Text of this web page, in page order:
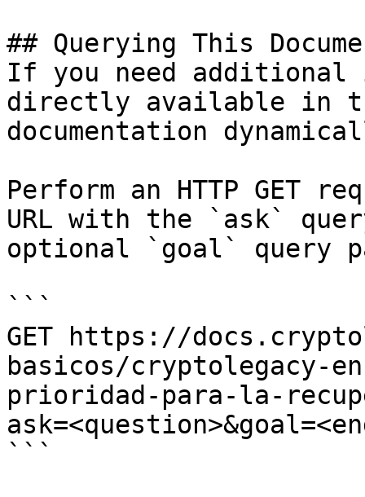
## Querying This
If you need
directly available in
documentation
Perform an HTTP GET
URL with the `ask`
optional `goal` query
```
GET https://
basicos/cryptolegacy-
prioridad-para-la-
```